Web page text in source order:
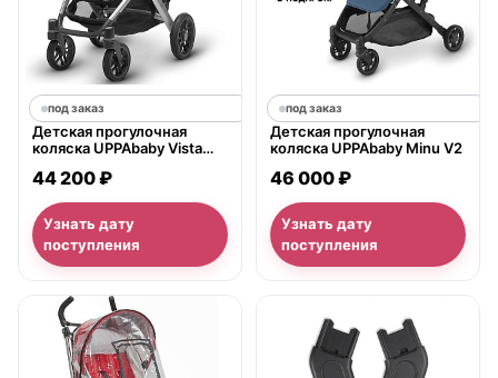
под заказ
Детская прогулочная
коляска UPPAbaby Vista
44 200 ₽
Узнать дату
поступления
под заказ
Детская прогулочная
коляска UPPAbaby Minu V2
46 000 ₽
Узнать дату
поступления
нет в продаже нет в продаже